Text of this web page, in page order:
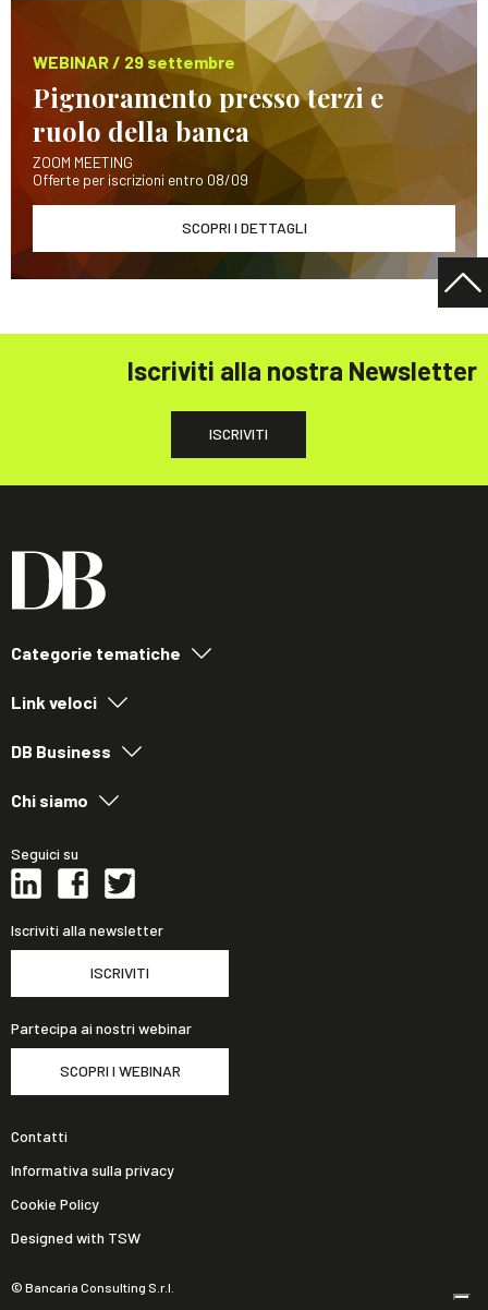
WEBINAR / 29 settembre
Pignoramento presso terzi e
ruolo della banca
ZOOM MEETING
Offerte per iscrizioni entro 08/09
SCOPRI I DETTAGLI
Iscriviti alla nostra Newsletter
ISCRIVITI
Categorie tematiche
Link veloci
DB Business
Chi siamo
Seguici su
Iscriviti alla newsletter
ISCRIVITI
Partecipa ai nostri webinar
SCOPRI I WEBINAR
© Bancaria Consulting S.r.l.
Contatti
Informativa sulla privacy
Cookie Policy
Designed with TSW